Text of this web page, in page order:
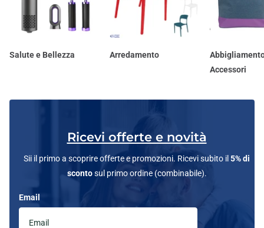
Salute e Bellezza Arredamento
Accessori
Ricevi offerte e novità
Sii il primo a scoprire offerte e promozioni. Ricevi subito il 5% di
scontosul primo ordine (combinabile).
Email